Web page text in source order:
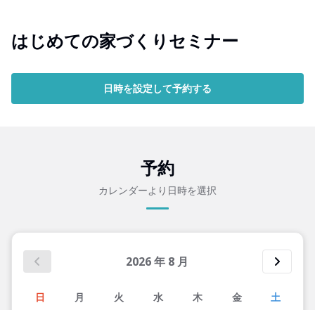
はじめての家づくりセミナー
日時を設定して予約する
予約
カレンダーより日時を選択
2026年 8 月
日 月 火 水 木 金 土